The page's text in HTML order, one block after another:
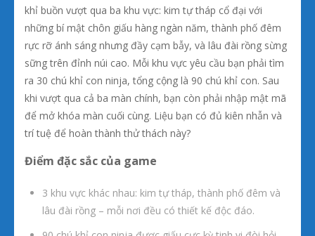
khỉ buồn vượt qua ba khu vực: kim tự tháp cổ đại với
những bí mật chôn giấu hàng ngàn năm, thành phố đêm
rực rỡ ánh sáng nhưng đầy cạm bẫy, và lâu đài rồng sừng
sững trên đỉnh núi cao. Mỗi khu vực yêu cầu bạn phải tìm
ra 30 chú khỉ con ninja, tổng cộng là 90 chú khỉ con. Sau
khi vượt qua cả ba màn chính, bạn còn phải nhập mật mã
để mở khóa màn cuối cùng. Liệu bạn có đủ kiên nhẫn và
trí tuệ để hoàn thành thử thách này?
Điểm đặc sắc của game
3 khu vực khác nhau: kim tự tháp, thành phố đêm và
lâu đài rồng – mỗi nơi đều có thiết kế độc đáo.